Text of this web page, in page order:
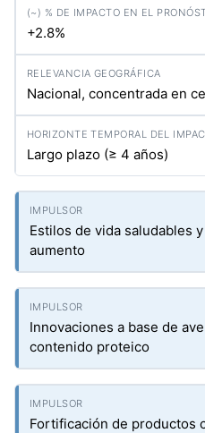
+2.8%
Nacional, concentrada en
Largo plazo (≥ 4 años)
Estilos de vida saludables
aumento
Innovaciones a base de
contenido proteico
Fortificación de productos